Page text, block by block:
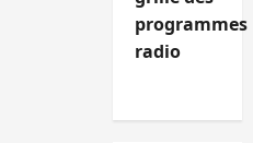
programmes
radio